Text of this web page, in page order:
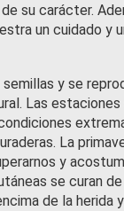
su carácter.
un cuidado y
y se
Las estaciones
La
y
se curan
de la herida